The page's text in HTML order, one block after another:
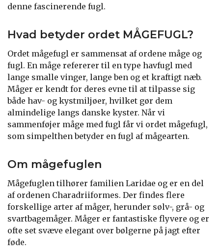
denne fascinerende fugl.
Hvad betyder ordet MÅGEFUGL?
Ordet mågefugl er sammensat af ordene måge og
fugl. En måge refererer til en type havfugl med
lange smalle vinger, lange ben og et kraftigt næb.
Måger er kendt for deres evne til at tilpasse sig
både hav- og kystmiljøer, hvilket gør dem
almindelige langs danske kyster. Når vi
sammenføjer måge med fugl får vi ordet mågefugl,
som simpelthen betyder en fugl af mågearten.
Om mågefuglen
Mågefuglen tilhører familien Laridae og er en del
af ordenen Charadriiformes. Der findes flere
forskellige arter af måger, herunder sølv-, grå- og
svartbagemåger. Måger er fantastiske flyvere og er
ofte set svæve elegant over bølgerne på jagt efter
føde.